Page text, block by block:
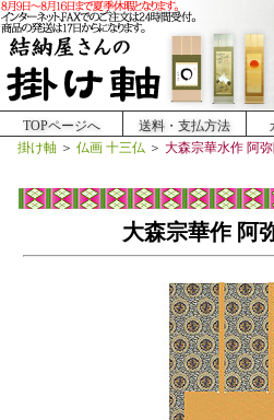
TOPページへ 送料・支払方法
掛け軸 ＞ 仏画 十三仏 ＞ 大森宗華水作 阿
大森宗華作 阿